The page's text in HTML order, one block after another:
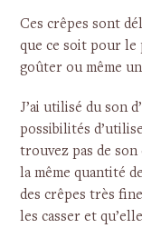
Ces crêpes sont
que ce soit pour le
goûter ou même
J’ai utilisé du son
possibilités
trouvez pas de son
la même quantité
des crêpes très
les casser et